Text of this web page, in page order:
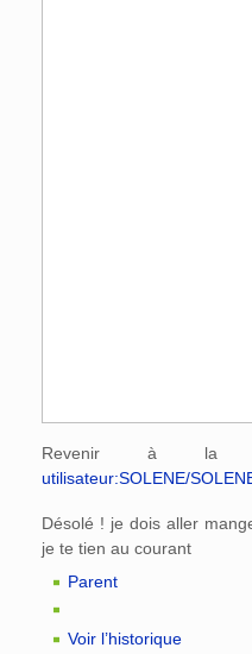
Revenir à la
utilisateur:SOLENE/
Désolé ! je dois aller
je te tien au courant
Parent
Voir l’historique